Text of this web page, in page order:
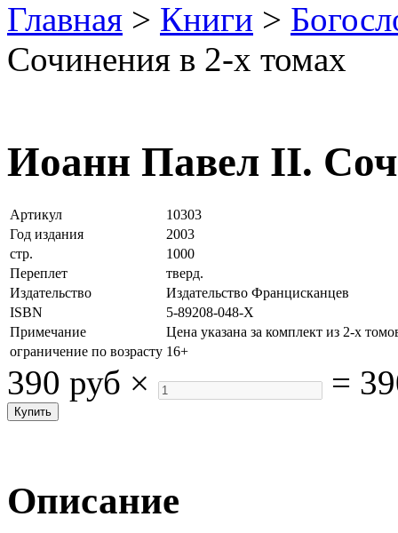
Главная > Книги >
Сочинения в 2-х томах
Иоанн Павел II.
Артикул
10303
Год издания
2003
стр.
1000
Переплет
тверд.
Издательство
Издательство Францисканцев
ISBN
5-89208-048-X
Примечание
Цена указана за комплект из 2-х
ограничение по возрасту 16+
390 руб × =
Описание